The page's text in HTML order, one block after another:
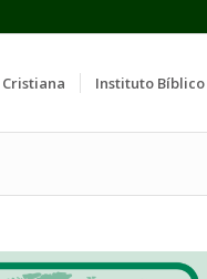
Instituto Bíblico